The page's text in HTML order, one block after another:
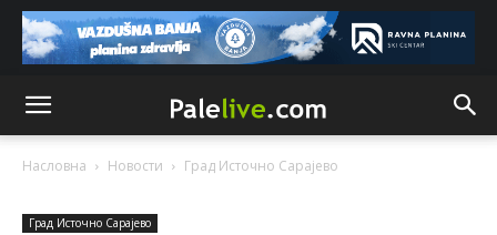
Насловна Новости Град Источно Сарајeво
Град Источно Сарајeво